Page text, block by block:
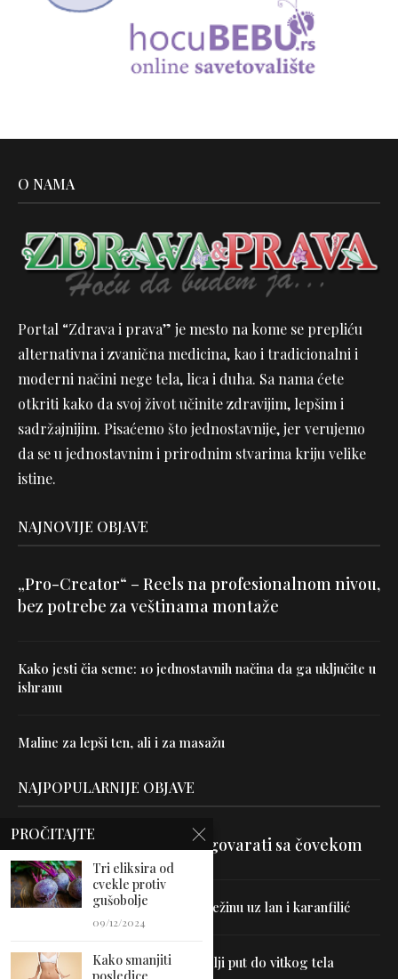
O NAMA
Portal “Zdrava i prava” je mesto na kome se prepliću
alternativna i zvanična medicina, kao i tradicionalni i
moderni načini nege tela, lica i duha. Sa nama ćete
otkriti kako da svoj život učinite zdravijim, lepšim i
sadržajnijim. Pisaćemo što jednostavnije, jer verujemo
da se u jednostavnim i prirodnim stvarima kriju velike
istine.
NAJNOVIJE OBJAVE
„Pro-Creator“ – Reels na profesionalnom nivou,
bez potrebe za veštinama montaže
Kako jesti čia seme: 10 jednostavnih načina da ga uključite u
ishranu
Maline za lepši ten, ali i za masažu
NAJPOPULARNIJE OBJAVE
Velika je veština znati razgovarati sa čovekom
Uništite parazite i normalizujte težinu uz lan i karanfilić
Dr Hajder: Akupunktura je najbolji put do vitkog tela
PROČITAJTE
Tri eliksira od
cvekle protiv
gušobolje
09/12/2024
Kako smanjiti